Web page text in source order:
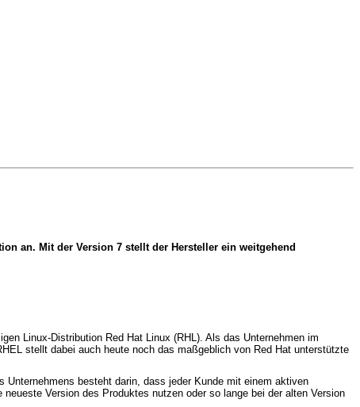
an. Mit der Version 7 stellt der Hersteller ein weitgehend
Linux-Distribution Red Hat Linux (RHL). Als das Unternehmen im
stellt dabei auch heute noch das maßgeblich von Red Hat unterstützte
Unternehmens besteht darin, dass jeder Kunde mit einem aktiven
Version des Produktes nutzen oder so lange bei der alten Version